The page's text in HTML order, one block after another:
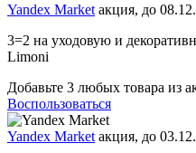
Yandex Market акция, до
3=2 на уходовую и
Limoni
Добавьте 3 любых товара из
Воспользоваться
Yandex Market акция, до